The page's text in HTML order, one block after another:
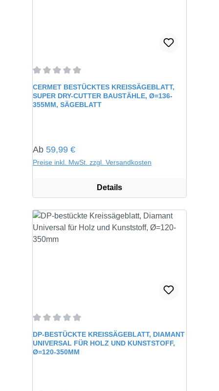
Durchschnittliche Bewertung von 0 von 5 Sternen
CERMET BESTÜCKTES KREISSÄGEBLATT,
SUPER DRY-CUTTER BAUSTÄHLE, Ø=136-
355MM, SÄGEBLATT
Regulärer Preis:
Ab 59,99 €
Preise inkl. MwSt. zzgl. Versandkosten
Details
Durchschnittliche Bewertung von 0 von 5 Sternen
DP-BESTÜCKTE KREISSÄGEBLATT, DIAMANT
UNIVERSAL FÜR HOLZ UND KUNSTSTOFF,
Ø=120-350MM